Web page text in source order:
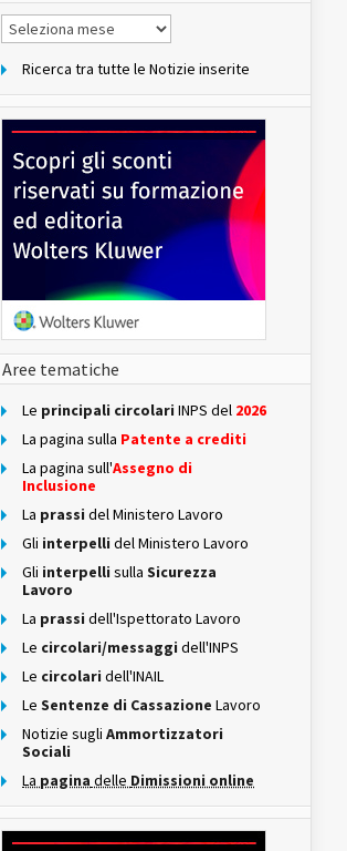
Notizie
per
Ricerca tra tutte le Notizie inserite
Aree tematiche
Le principali circolari INPS del 2026
La pagina sulla Patente a crediti
La pagina sull'Assegno di
Inclusione
La prassi del Ministero Lavoro
Gli interpelli del Ministero Lavoro
Gli interpelli sulla Sicurezza
Lavoro
La prassi dell'Ispettorato Lavoro
Le circolari/messaggi dell'INPS
Le circolari dell'INAIL
Le Sentenze di Cassazione Lavoro
Notizie sugli Ammortizzatori
Sociali
La pagina delle Dimissioni online